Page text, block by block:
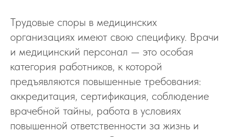
Трудовые споры в медицинских
организациях имеют свою специфику. Врачи
и медицинский персонал — это особая
категория работников, к которой
предъявляются повышенные требования:
аккредитация, сертификация, соблюдение
врачебной тайны, работа в условиях
повышенной ответственности за жизнь и